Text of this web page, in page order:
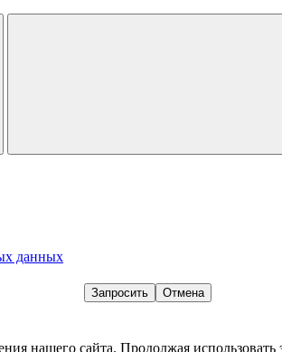
данных
Запросить Отмена
нашего сайта. Продолжая использовать